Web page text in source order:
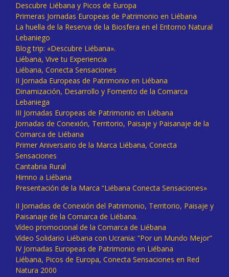
Descubre Liébana y Picos de Europa
Primeras Jornadas Europeas de Patrimonio en Liébana
La huella de la Reserva de la Biosfera en el Entorno Natural
Lebaniego
Blog trip: «Descubre Liébana».
Liébana, Vive tu Experiencia
Liébana, Conecta Sensaciones
II Jornada Europeas de Patrimonio en Liébana
Dinamización, Desarrollo y Fomento de la Comarca
Lebaniega
III Jornadas Europeas de Patrimonio en Liébana
Jornadas de Conexión, Territorio, Paisaje y Paisanaje de la
Comarca de Liébana
Primer Aniversario de la Marca Liébana, Conecta
Sensaciones
Cantabria Rural
Himno a Liébana
Presentación de la Marca “Liébana Conecta Sensaciones»
II Jornadas de Conexión del Patrimonio, Territorio, Paisaje y
Paisanaje de la Comarca de Liébana.
Vídeo promocional de la Comarca de Liébana
Vídeo Solidario Liébana con Ucrania: “Por un Mundo Mejor”
IV Jornadas Europeas de Patrimonio en Liébana
Liébana, Picos de Europa, Conecta Sensaciones en Red
Natura 2000